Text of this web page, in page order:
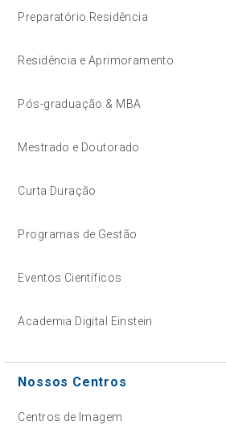
Preparatório Residência
Residência e Aprimoramento
Pós-graduação & MBA
Mestrado e Doutorado
Curta Duração
Programas de Gestão
Eventos Científicos
Academia Digital Einstein
Nossos Centros
Centros de Imagem